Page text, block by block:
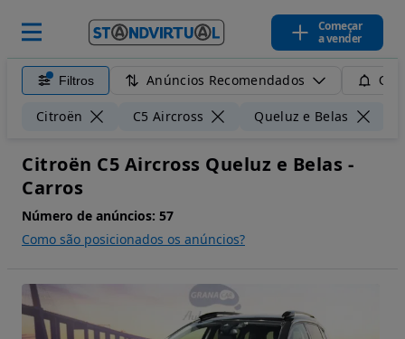
Começar
a vender
Filtros Anúncios Recomendados
Citroën C5 Aircross Queluz e Belas
Citroën C5 Aircross Queluz e Belas -
Carros
Número de anúncios: 57
Como são posicionados os anúncios?